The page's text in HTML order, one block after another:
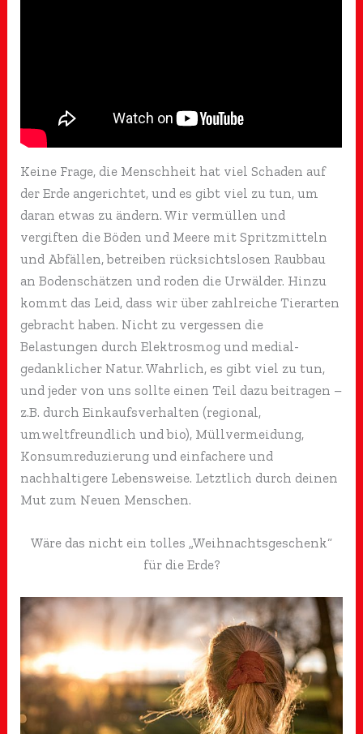
Keine Frage, die Menschheit hat viel Schaden auf
der Erde angerichtet, und es gibt viel zu tun, um
daran etwas zu ändern. Wir vermüllen und
vergiften die Böden und Meere mit Spritzmitteln
und Abfällen, betreiben rücksichtslosen Raubbau
an Bodenschätzen und roden die Urwälder. Hinzu
kommt das Leid, dass wir über zahlreiche Tierarten
gebracht haben. Nicht zu vergessen die
Belastungen durch Elektrosmog und medial-
gedanklicher Natur. Wahrlich, es gibt viel zu tun,
und jeder von uns sollte einen Teil dazu beitragen –
z.B. durch Einkaufsverhalten (regional,
umweltfreundlich und bio), Müllvermeidung,
Konsumreduzierung und einfachere und
nachhaltigere Lebensweise. Letztlich durch deinen
Mut zum Neuen Menschen.
Wäre das nicht ein tolles „Weihnachtsgeschenk“
für die Erde?